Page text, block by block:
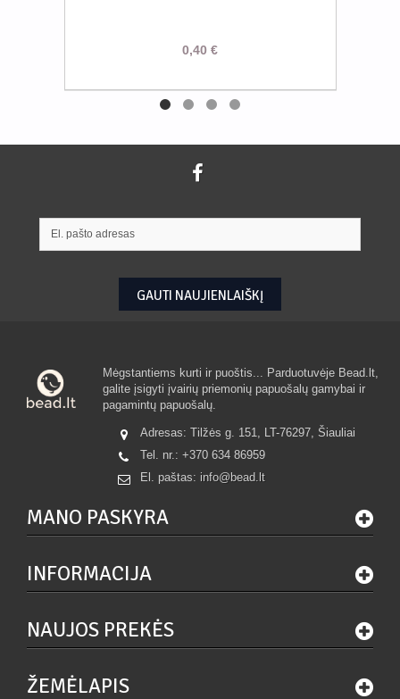
0,40 €
GAUTI NAUJIENLAIŠKĮ
Mėgstantiems kurti ir puoštis... Parduotuvėje Bead.lt,
galite įsigyti įvairių priemonių papuošalų gamybai ir
pagamintų papuošalų.
Adresas: Tilžės g. 151, LT-76297, Šiauliai
Tel. nr.: +370 634 86959
El. paštas: info@bead.lt
MANO PASKYRA
INFORMACIJA
NAUJOS PREKĖS
ŽEMĖLAPIS